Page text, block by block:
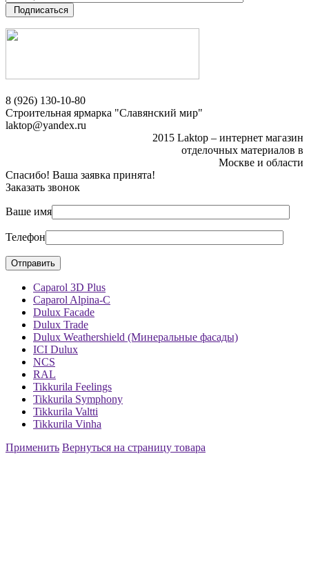
Подписаться
8 (926) 130-10-80
Строительная ярмарка "Славянский мир"
laktop@yandex.ru
2015 Laktop – интернет магазин
отделочных материалов в
Москве и области
Спасибо! Ваша заявка принята!
Заказать звонок
Ваше имя
Телефон
Caparol 3D Plus
Caparol Alpina-C
Dulux Facade
Dulux Trade
Dulux Weathershield (Минеральные фасады)
ICI Dulux
NCS
RAL
Tikkurila Feelings
Tikkurila Symphony
Tikkurila Valtti
Tikkurila Vinha
Применить Вернуться на страницу товара